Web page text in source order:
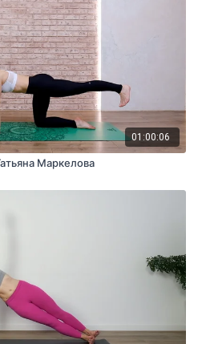
01:00:06
Маркелова